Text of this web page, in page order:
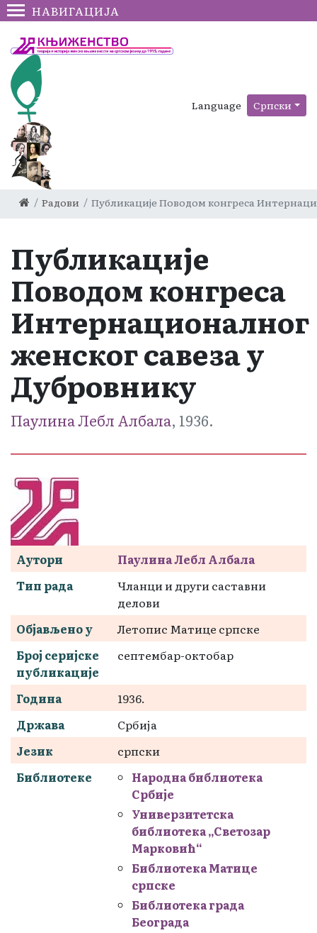
НАВИГАЦИЈА
Language Српски
Радови Публикације Поводом конгреса
Публикације
Поводом конгреса
Интернационалног
женског савеза у
Дубровнику
Паулина Лебл Албала, 1936.
Аутори
Паулина Лебл Албала
Тип рада
Чланци и други саставни
делови
Објављено у
Летопис Матице српске
Број серијске
публикације
септембар-октобар
Година
1936.
Држава
Србија
Језик
српски
Библиотеке
Народна библиотека
Србије
Универзитетска
библиотека „Светозар
Марковић“
Библиотека Матице
српске
Библиотека града
Београда